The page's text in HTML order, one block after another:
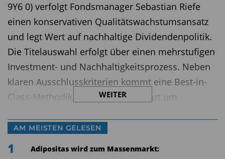
9Y6 0) verfolgt Fondsmanager Sebastian Riefe
einen konservativen Qualitätswachstumsansatz
und legt Wert auf nachhaltige Dividendenpolitik.
Die Titelauswahl erfolgt über einen mehrstufigen
Investment- und Nachhaltigkeitsprozess. Neben
klaren Ausschlusskriterien kommt eine Best-in-
Class-Methodik zum Einsatz, ergänzt um
und soziale Aspekte konsequent in jede
Anlageentscheidung zu integrieren. Wie bei allen
WEITER
AM MEISTEN GELESEN
1
Adipositas wird zum Massenmarkt: